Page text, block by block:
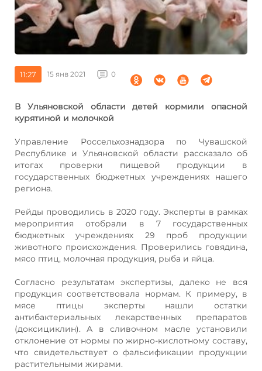
11:27 15 янв 2021 0
В Ульяновской области детей кормили опасной
курятиной и молочкой
Управление Россельхознадзора по Чувашской
Республике и Ульяновской области рассказало об
итогах проверки пищевой продукции в
государственных бюджетных учреждениях нашего
региона.
Рейды проводились в 2020 году. Эксперты в рамках
мероприятия отобрали в 7 государственных
бюджетных учреждениях 29 проб продукции
животного происхождения. Проверились говядина,
мясо птиц, молочная продукция, рыба и яйца.
Согласно результатам экспертизы, далеко не вся
продукция соответствовала нормам. К примеру, в
мясе птицы эксперты нашли остатки
антибактериальных лекарственных препаратов
(доксициклин). А в сливочном масле установили
отклонение от нормы по жирно-кислотному составу,
что свидетельствует о фальсификации продукции
растительными жирами.